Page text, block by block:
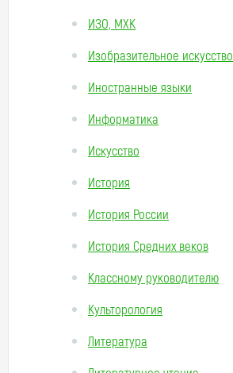
ИЗО, МХК
Изобразительное искусство
Иностранные языки
Информатика
Искусство
История
История России
История Средних веков
Классному руководителю
Культорология
Литература